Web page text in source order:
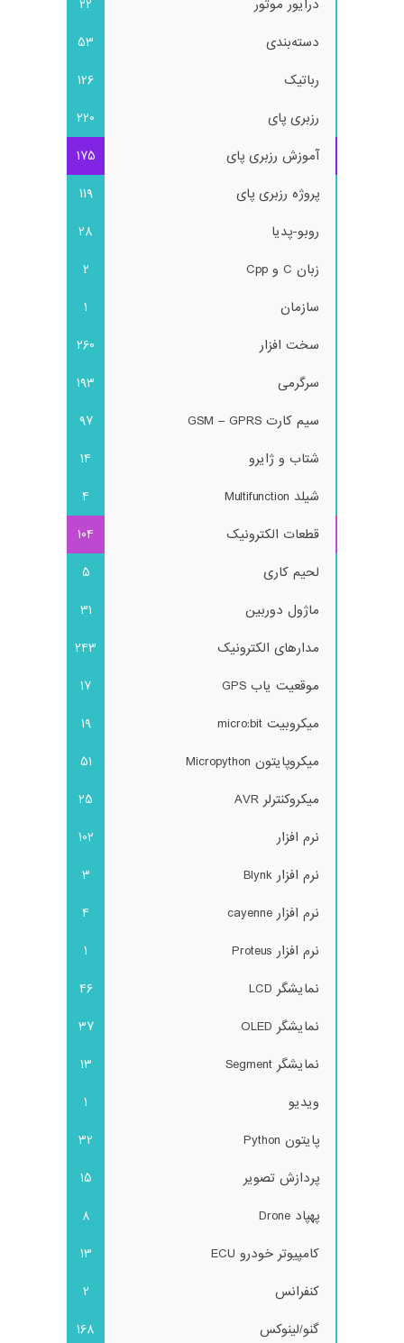
درایور موتور
22
دسته‌بندی
53
رباتیک
126
رزبری پای
220
آموزش رزبری پای
175
پروژه رزبری پای
119
روبو-پدیا
28
زبان C و Cpp
2
سازمان
1
سخت افزار
260
سرگرمی
193
سیم کارت GSM – GPRS
97
شتاب و ژایرو
14
شیلد Multifunction
4
قطعات الکترونیک
104
لحیم کاری
5
ماژول دوربین
31
مدارهای الکترونیک
243
موقعیت یاب GPS
17
میکروبیت micro:bit
19
میکروپایتون Micropython
51
میکروکنترلر AVR
25
نرم افزار
102
نرم افزار Blynk
3
نرم افزار cayenne
4
نرم افزار Proteus
1
نمایشگر LCD
46
نمایشگر OLED
37
نمایشگر Segment
13
ویدیو
1
پایتون Python
32
پردازش تصویر
15
پهپاد Drone
8
کامپیوتر خودرو ECU
13
کنفرانس
2
گنو/لینوکس
168